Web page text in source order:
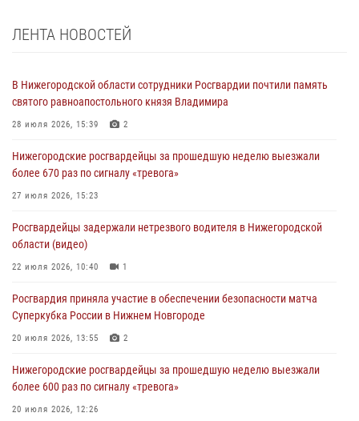
ЛЕНТА НОВОСТЕЙ
В Нижегородской области сотрудники Росгвардии почтили память
святого равноапостольного князя Владимира
28 июля 2026, 15:39 2
Нижегородские росгвардейцы за прошедшую неделю выезжали
более 670 раз по сигналу «тревога»
27 июля 2026, 15:23
Росгвардейцы задержали нетрезвого водителя в Нижегородской
области (видео)
22 июля 2026, 10:40 1
Росгвардия приняла участие в обеспечении безопасности матча
Суперкубка России в Нижнем Новгороде
20 июля 2026, 13:55 2
Нижегородские росгвардейцы за прошедшую неделю выезжали
более 600 раз по сигналу «тревога»
20 июля 2026, 12:26